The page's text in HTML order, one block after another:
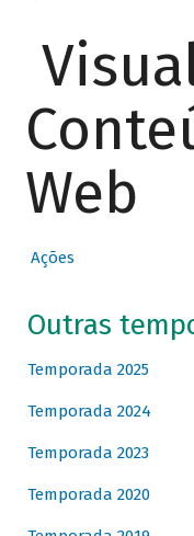
Web
Ações
Outras
Temporada 2025
Temporada 2024
Temporada 2023
Temporada 2020